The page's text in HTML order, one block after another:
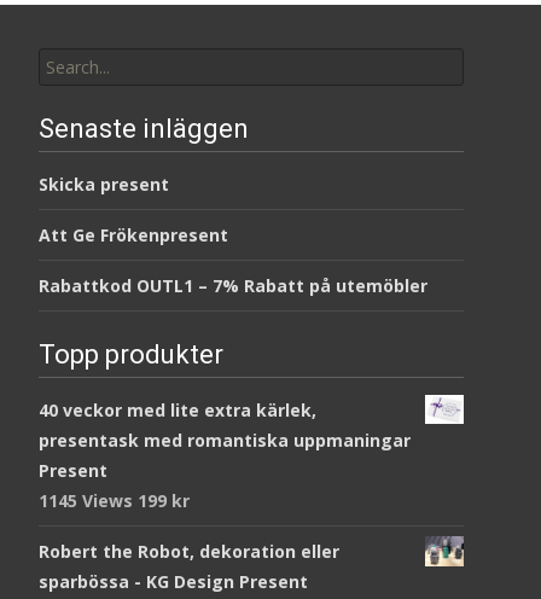
for:
Senaste inläggen
Skicka present
Att Ge Frökenpresent
Rabattkod OUTL1 – 7% Rabatt på utemöbler
Topp produkter
40 veckor med lite extra kärlek,
presentask med romantiska uppmaningar
Present
1145 Views 199 kr
Robert the Robot, dekoration eller
sparbössa - KG Design Present